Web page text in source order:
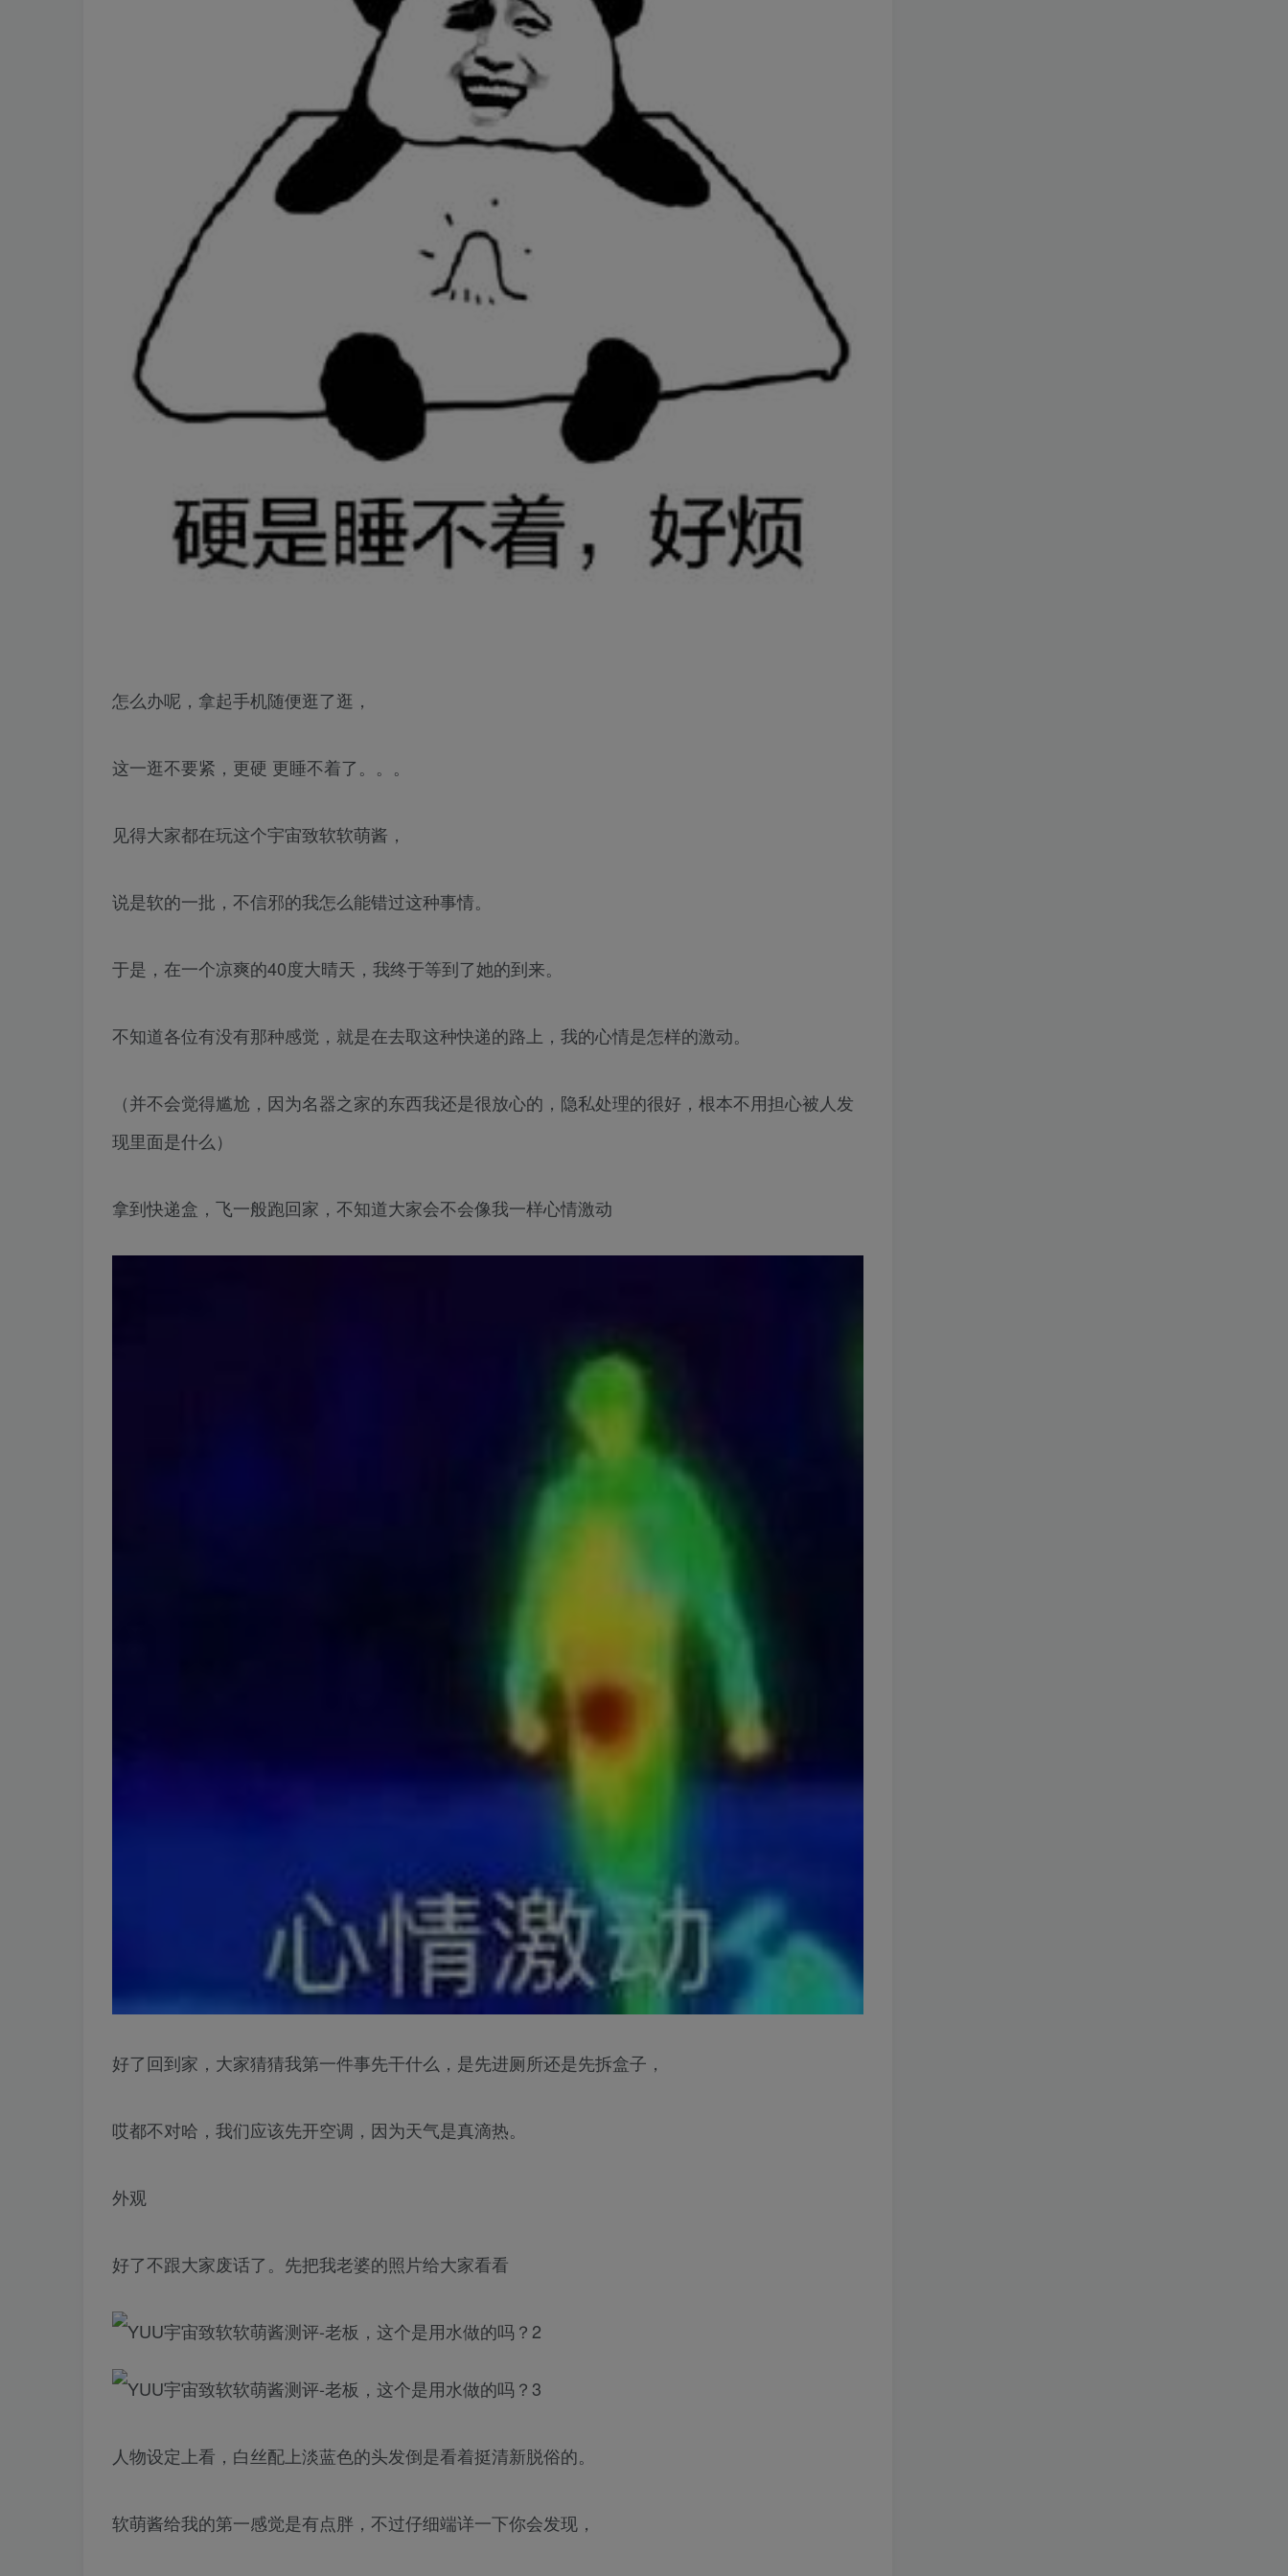
怎么办呢，拿起手机随便逛了逛，
这一逛不要紧，更硬 更睡不着了。。。
见得大家都在玩这个宇宙致软软萌酱，
说是软的一批，不信邪的我怎么能错过这种事情。
于是，在一个凉爽的40度大晴天，我终于等到了她的到来。
不知道各位有没有那种感觉，就是在去取这种快递的路上，我的心情是怎样的激动。
（并不会觉得尴尬，因为名器之家的东西我还是很放心的，隐私处理的很好，根本不用担心被人发
现里面是什么）
拿到快递盒，飞一般跑回家，不知道大家会不会像我一样心情激动
好了回到家，大家猜猜我第一件事先干什么，是先进厕所还是先拆盒子，
哎都不对哈，我们应该先开空调，因为天气是真滴热。
外观
好了不跟大家废话了。先把我老婆的照片给大家看看
人物设定上看，白丝配上淡蓝色的头发倒是看着挺清新脱俗的。
软萌酱给我的第一感觉是有点胖，不过仔细端详一下你会发现，